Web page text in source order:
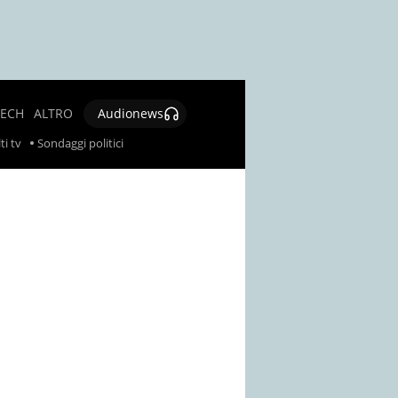
ALTRO
Audionews
tv Sondaggi politici